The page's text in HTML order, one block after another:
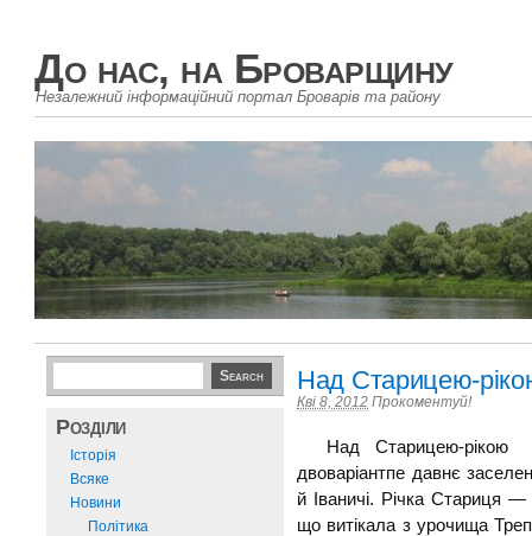
До нас, на Броварщину
Незалежний інформаційний портал Броварів та району
Розділи
Історія
Всяке
Новини
Політика
Над Старицею-
Кві 8, 2012 Прокоментуй!
Над Старицею-рікою
двоваріантпе давнє
й Іваничі. Річка Стариця
що витікала з урочища